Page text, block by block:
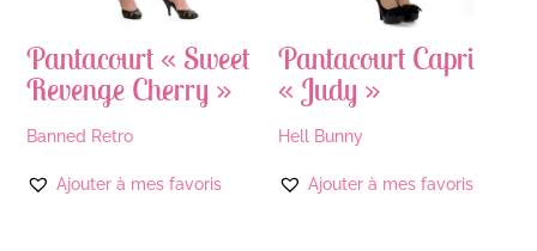
Pantacourt « Sweet
Revenge Cherry »
Banned Retro
Ajouter à mes favoris
Pantacourt Capri
« Judy »
Hell Bunny
Ajouter à mes favoris